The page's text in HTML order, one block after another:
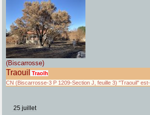
(Biscarrosse)
Traouil Traolh
CN (Biscarrosse-3 P 1209-Section J, feuille 3) "Traouil"
25 juillet